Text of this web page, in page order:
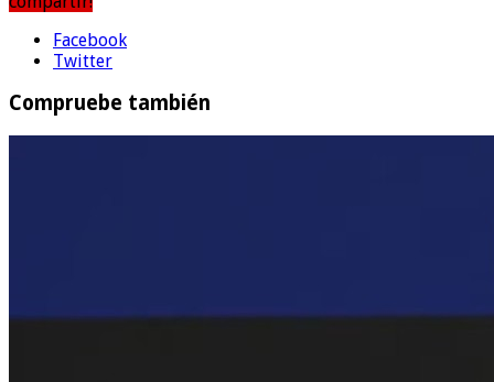
Facebook
Twitter
Compruebe también